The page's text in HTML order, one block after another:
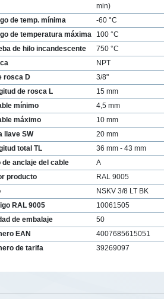
min)
de temp. mínima
-60 °C
de temperatura máxima
100 °C
de hilo incandescente
750 °C
NPT
rosca D
3/8"
de rosca L
15 mm
mínimo
4,5 mm
máximo
10 mm
llave SW
20 mm
total TL
36 mm - 43 mm
de anclaje del cable
A
producto
RAL 9005
NSKV 3/8 LT BK
RAL 9005
10061505
de embalaje
50
EAN
4007685615051
de tarifa
39269097